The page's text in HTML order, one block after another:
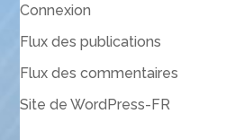
Connexion
Flux des publications
Flux des commentaires
Site de WordPress-FR